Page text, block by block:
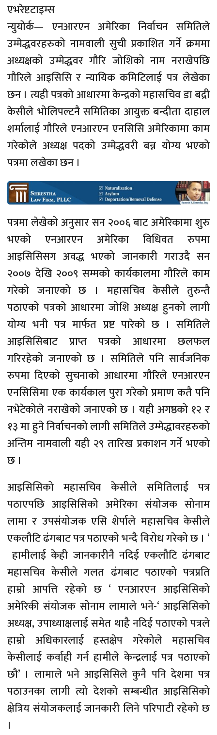
एभरेष्टटाइम्स
न्युयोर्क— एनआरएन अमेरिका निर्वाचन समितिले
उम्मेद्धवरहरुको नामवाली सुची प्रकाशित गर्ने क्रममा
अध्यक्षको उम्मेद्धवर गौरि जोशिको नाम नराखेपछि
गौरिले आइसिसि र न्यायिक कमिटिलाई पत्र लेखेका
छन । त्यही पत्रको आधारमा केन्द्रको महासचिव डा बद्री
केसीले भोलिपल्टनै समितिका आयुक्त बन्दीता दाहाल
शर्मालाई गौरिले एनआरएन एनसिसि अमेरिकामा काम
गरेकोले अध्यक्ष पदको उम्मेद्धवरी बन्न योग्य भएको
पत्रमा लखेका छन ।
पत्रमा लेखेको अनुसार सन २००६ बाट अमेरिकामा शुरु
भएको एनआरएन अमेरिका विधिवत रुपमा
आइसिसिसग अवद्ध भएको जानकारी गराउदै सन
२००७ देखि २००९ सम्मको कार्यकालमा गौरिले काम
गरेको जनाएको छ । महासचिव केसीले तुरुन्तै
पठाएको पत्रको आधारमा जोशि अध्यक्ष हुनको लागी
योग्य भनी पत्र मार्फत प्रष्ट पारेको छ । समितिले
आइसिसिबाट प्राप्त पत्रको आधारमा छलफल
गरिरहेको जनाएको छ । समितिले पनि सार्वजनिक
रुपमा दिएको सुचनाको आधारमा गौरिले एनआरएन
एनसिसिमा एक कार्यकाल पुरा गरेको प्रमाण कतै पनि
नभेटेकोले नराखेको जनाएको छ । यही अगष्ठको १२ र
१३ मा हुने निर्वाचनको लागी समितिले उम्मेद्धावरहरुको
अन्तिम नामवाली यही २९ तारिख प्रकाशन गर्ने भएको
छ ।
आइसिसिको महासचिव केसीले समितिलाई पत्र
पठाएपछि आइसिसिको अमेरिका संयोजक सोनाम
लामा र उपसंयोजक एसि शेर्पाले महासचिव केसीले
एकलौटि ढंगबाट पत्र पठाएको भन्दै विरोध गरेको छ । ‘
हामीलाई केही जानकारीनै नदिई एकलौटि ढंगबाट
महासचिव केसीले गलत ढंगबाट पठाएको पत्रप्रति
हाम्रो आपत्ति रहेको छ ‘ एनआरएन आइसिसिको
अमेरिकी संयोजक सोनाम लामाले भने-‘ आइसिसिको
अध्यक्ष, उपाध्याक्षलाई समेत थाहै नदिई पठाएको पत्रले
हाम्रो अधिकारलाई हस्तक्षेप गरेकोले महासचिव
केसीलाई कर्वाही गर्न हामीले केन्द्रलाई पत्र पठाएको
छौ’ । लामाले भने आइसिसिले कुनै पनि देशमा पत्र
पठाउनका लागी त्यो देशको सम्बन्धीत आइसिसिको
क्षेत्रिय संयोजकलाई जानकारी लिने परिपाटी रहेको छ
।